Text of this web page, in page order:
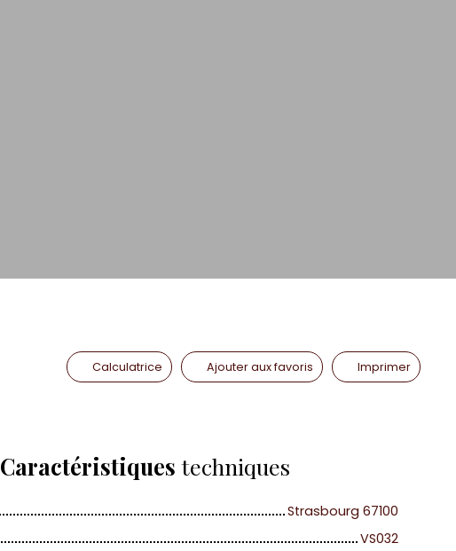
Calculatrice Ajouter aux favoris Imprimer
Caractéristiques techniques
Strasbourg 67100
VS032